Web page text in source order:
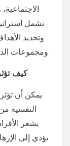
تشمل
وتحديد
ومجموعات الدعم مساعدة أساسية في إدارة هذه الضغوط.
كيف
يمكن أن
النفسية
يشعر
يؤدي إلى